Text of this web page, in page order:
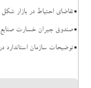
تقاضای احتیاط در بازار
صندوق جبران خسارت
توضیحات سازمان استاندارد